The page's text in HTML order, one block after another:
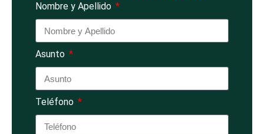
Nombre y Apellido
Asunto
Teléfono